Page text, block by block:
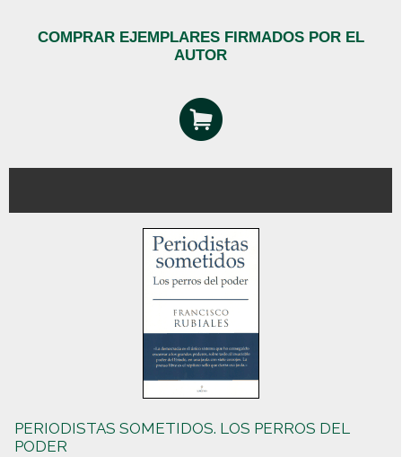
COMPRAR EJEMPLARES FIRMADOS POR EL
AUTOR
PERIODISTAS SOMETIDOS. LOS PERROS DEL
PODER